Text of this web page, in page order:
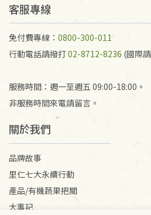
客服專線
免付費專線： 0800-300-011
行動電話請撥打02-8712-8236 (國際
服務時間：週一至週五 09:00-18:00。
非服務時間來電請留言。
關於我們
品牌故事
里仁七大永續行動
產品/有機蔬果把關
大事記